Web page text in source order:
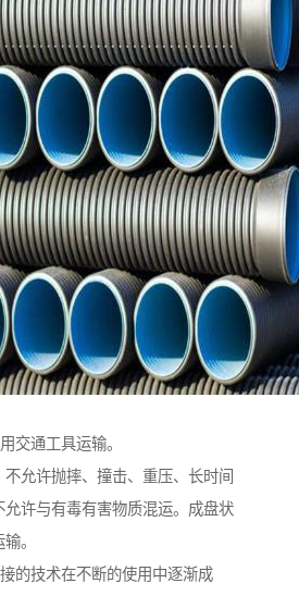
交通工具运输。
允许抛摔、撞击、重压、长时间
允许与有毒有害物质混运。成盘状
。
的技术在不断的使用中逐渐成